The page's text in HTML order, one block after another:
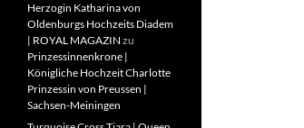
Herzogin Katharina von
Oldenburgs Hochzeits Diadem
| ROYAL MAGAZIN zu
Prinzessinnenkrone |
Königliche Hochzeit Charlotte
Prinzessin von Preussen |
Sachsen-Meiningen